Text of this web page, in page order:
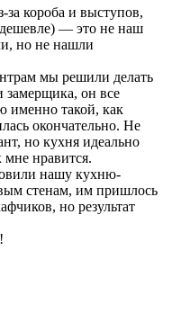
за короба и выступов,
— это не наш
но не нашли
мы решили делать
замерщика, он все
именно такой, как
окончательно. Не
но кухня идеально
мне нравится.
нашу кухню-
стенам, им пришлось
но результат